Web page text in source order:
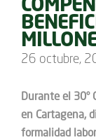
26 octubre,
Durante el 30°
en Cartagena,
formalidad